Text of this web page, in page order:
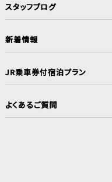
スタッフブログ
新着情報
JR乗車券付宿泊プラン
よくあるご質問